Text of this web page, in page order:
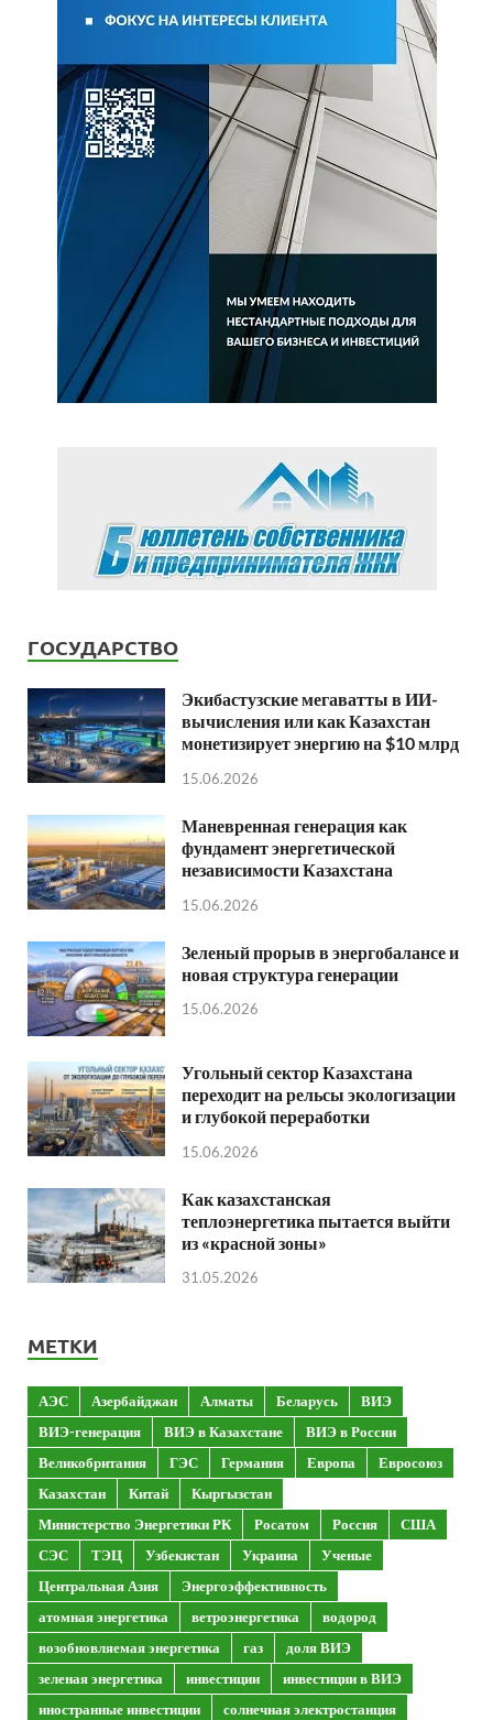
ГОСУДАРСТВО
Экибастузские мегаватты в ИИ-
вычисления или как Казахстан
монетизирует энергию на $10 млрд
15.06.2026
Маневренная генерация как
фундамент энергетической
независимости Казахстана
15.06.2026
Зеленый прорыв в энергобалансе и
новая структура генерации
15.06.2026
Угольный сектор Казахстана
переходит на рельсы экологизации
и глубокой переработки
15.06.2026
Как казахстанская
теплоэнергетика пытается выйти
из «красной зоны»
31.05.2026
МЕТКИ
АЭС Азербайджан Алматы Беларусь
ВИЭ
ВИЭ-генерация
ВИЭ в Казахстане
ВИЭ в России
Великобритания
ГЭС Германия Европа
Евросоюз
Казахстан
Китай
Кыргызстан
Министерство Энергетики РК
Росатом Россия
США
СЭС
ТЭЦ Узбекистан Украина
Ученые
Центральная Азия
Энергоэффективность
атомная энергетика
ветроэнергетика
водород
возобновляемая энергетика
газ
доля ВИЭ
зеленая энергетика
инвестиции
инвестиции в ВИЭ
иностранные инвестиции
солнечная электростанция